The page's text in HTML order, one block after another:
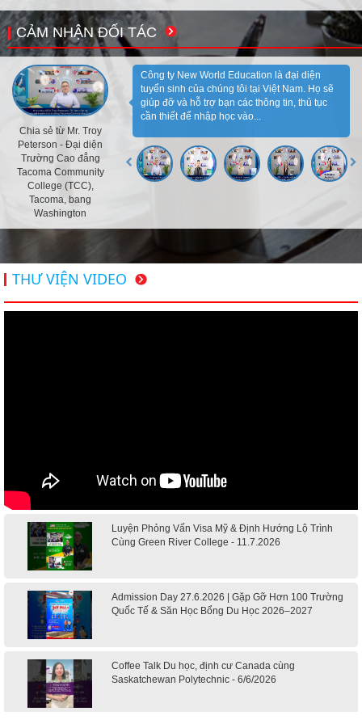
CẢM NHẬN ĐỐI TÁC
Chia sẻ từ Mr. Troy
Peterson - Đại diện
Trường Cao đẳng
Tacoma Community
College (TCC),
Tacoma, bang
Washington
Công ty New World Education là đại diện
tuyển sinh của chúng tôi tại Việt Nam. Họ sẽ
giúp đỡ và hỗ trợ bạn các thông tin, thủ tục
cần thiết để nhập học vào...
THƯ VIỆN VIDEO
Luyện Phỏng Vấn Visa Mỹ & Định Hướng Lộ Trình
Cùng Green River College - 11.7.2026
Admission Day 27.6.2026 | Gặp Gỡ Hơn 100 Trường
Quốc Tế & Săn Học Bổng Du Học 2026–2027
Coffee Talk Du học, định cư Canada cùng
Saskatchewan Polytechnic - 6/6/2026